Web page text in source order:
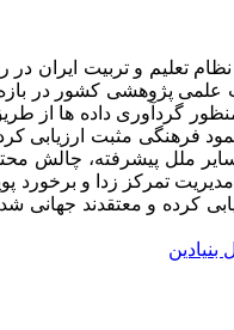
تعلیم و تربیت ایران
گردآوری داده­ ها از
فرهنگی مثبت ارزیابی
ملل پیشرفته، چالش
تمرکز زدا و برخورد
کرده و معتقدند جهانی­
بنیادین